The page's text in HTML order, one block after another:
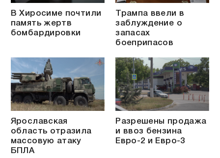
В Хиросиме почтили
память жертв
бомбардировки
Трампа ввели в
заблуждение о
запасах
боеприпасов
Ярославская
область отразила
массовую атаку
БПЛА
Разрешены продажа
и ввоз бензина
Евро-2 и Евро-3